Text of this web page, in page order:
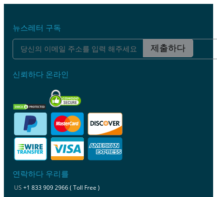
뉴스레터 구독
제출하다
신뢰하다 온라인
연락하다 우리를
US +1 833 909 2966 ( Toll Free )